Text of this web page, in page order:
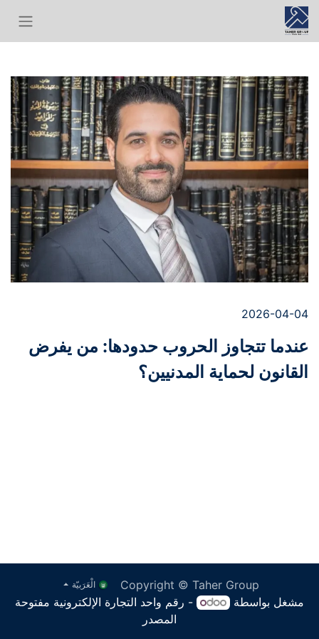
2026-04-04
عندما تتجاوز الحروب حدودها: من يفرض
القانون لحماية المدنيين؟
Copyright © Taher Group الْعَرَبيّة
مشغل بواسطة - رقم واحد التجارة الإلكترونية مفتوحة
المصدر